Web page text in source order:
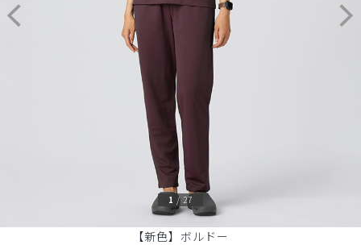
【新色】ボルドー
1 / 27